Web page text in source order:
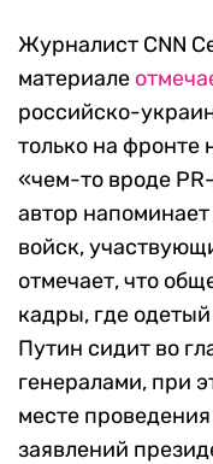
Журналист CNN
материале
российско-
только на фронте
«чем-то вроде
автор
войск,
отмечает, что
кадры, где
Путин сидит во
генералами, при
месте
заявлений